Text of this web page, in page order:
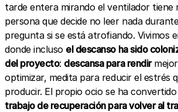
tarde entera mirando el ventilador tiene
persona que decide no leer nada
pregunta si se está atrofiando. Vivimos
donde incluso el descanso ha sido
del proyecto: descansa para rendir
optimizar, medita para reducir el estrés
producir. El propio ocio se ha
trabajo de recuperación para volver al